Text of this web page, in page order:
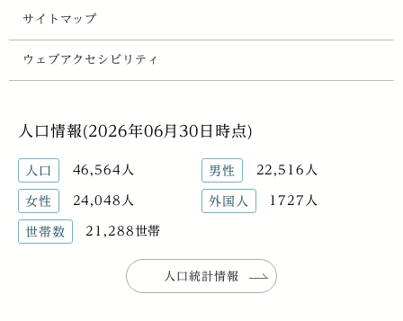
サイトマップ
ウェブアクセシビリティ
人口情報(2026年06月30日時点)
人口 46,564人 男性 22,516人
女性 24,048人 外国人 1727人
世帯数 21,288世帯
人口統計情報